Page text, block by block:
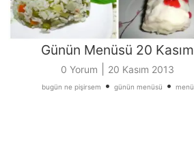
Günün Menüsü 20 Kasım
0 Yorum 20 Kasım 2013
bugün ne pişirsem • günün menüsü • menü